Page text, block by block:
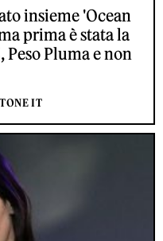
insieme 'Ocean
prima è stata la
Pluma e non
IT